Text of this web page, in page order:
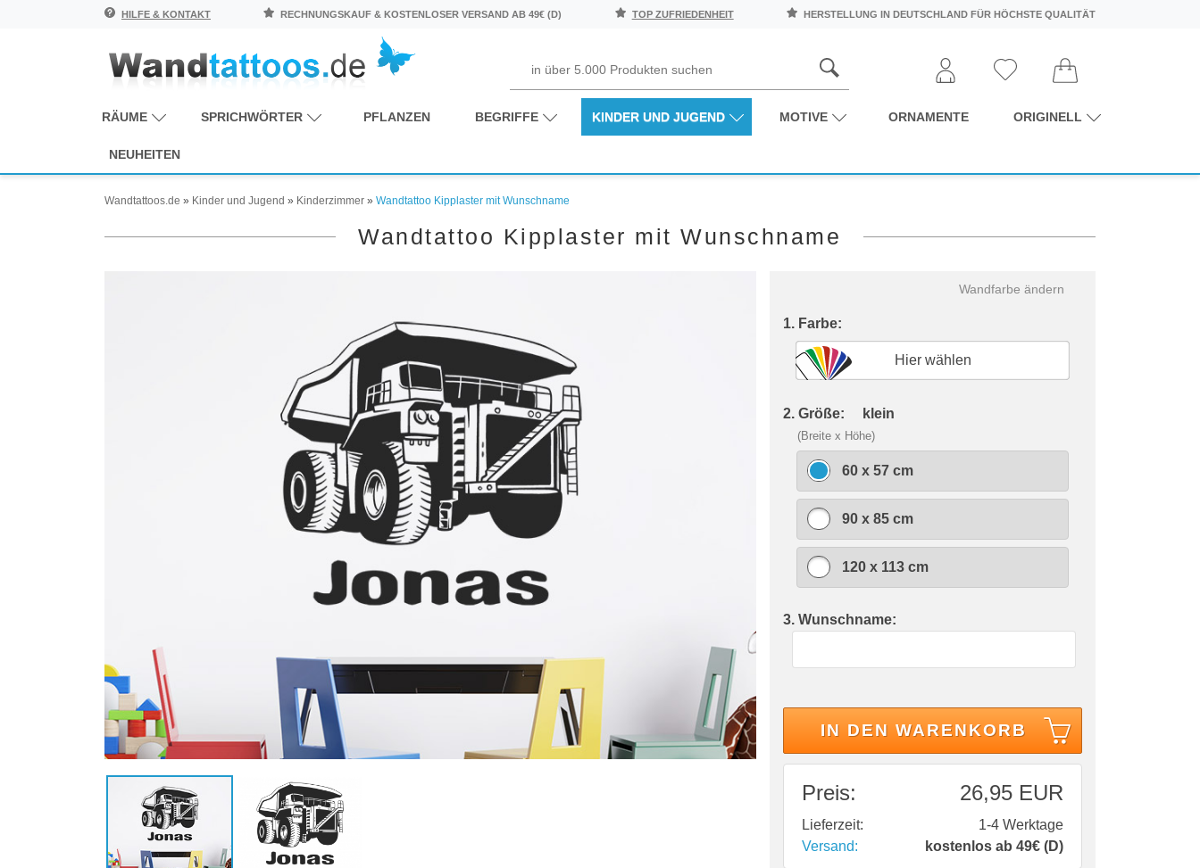
HILFE & KONTAKT RECHNUNGSKAUF & KOSTENLOSER VERSAND AB 49€ (D) TOP ZUFRIEDENHEIT HERSTELLUNG IN DEUTSCHLAND FÜR HÖCHSTE QUALITÄT
RÄUME SPRICHWÖRTER PFLANZEN BEGRIFFE KINDER UND JUGEND MOTIVE ORNAMENTE ORIGINELL
NEUHEITEN
Wandtattoos.de » Kinder und Jugend » Kinderzimmer » Wandtattoo Kipplaster mit Wunschname
Wandtattoo Kipplaster mit Wunschname
Wandfarbe ändern
1. Farbe:
Hier wählen
2. Größe: klein
(Breite x Höhe)
60 x 57 cm
90 x 85 cm
120 x 113 cm
3. Wunschname:
IN DEN WARENKORB
Preis: 26,95 EUR
Lieferzeit:
1-4 Werktage
Versand:
kostenlos ab 49€ (D)